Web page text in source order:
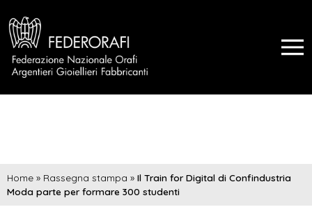
Home » Rassegna stampa » Il Train for Digital di Confindustria
Moda parte per formare 300 studenti